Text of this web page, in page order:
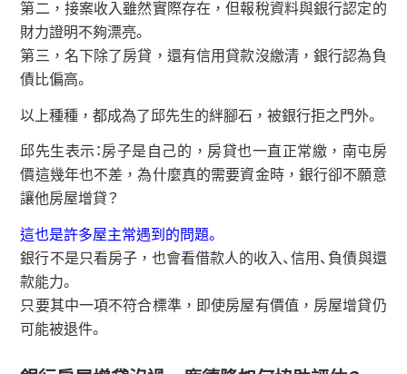
第二，接案收入雖然實際存在，但報稅資料與銀行認定的
財力證明不夠漂亮。
第三，名下除了房貸，還有信用貸款沒繳清，銀行認為負
債比偏高。
以上種種，都成為了邱先生的絆腳石，被銀行拒之門外。
邱先生表示：房子是自己的，房貸也一直正常繳，南屯房
價這幾年也不差，為什麼真的需要資金時，銀行卻不願意
讓他房屋增貸？
這也是許多屋主常遇到的問題。
銀行不是只看房子，也會看借款人的收入、信用、負債與還
款能力。
只要其中一項不符合標準，即使房屋有價值，房屋增貸仍
可能被退件。